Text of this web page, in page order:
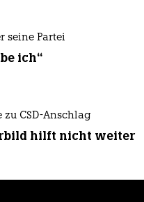
seine Partei
ich“
zu CSD-Anschlag
hilft nicht weiter